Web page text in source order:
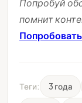
Попробуй
помнит
Теги: 3 года